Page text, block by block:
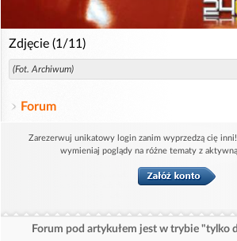
Zdjęcie (1/11)
(Fot. Archiwum)
Forum
Zarezerwuj unikatowy login zanim wyprzedzą cię
wymieniaj poglądy na różne tematy z aktywną
Forum pod artykułem jest w trybie "tylko